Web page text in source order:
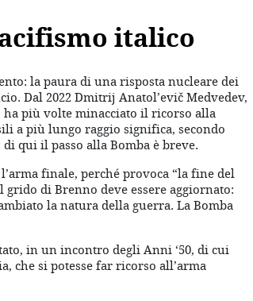
italico
la paura di una risposta nucleare dei
Dal 2022 Dmitrij Anatol’evič Medvedev,
ha più volte minacciato il ricorso alla
a più lungo raggio significa, secondo
qui il passo alla Bomba è breve.
finale, perché provoca “la fine del
di Brenno deve essere aggiornato:
la natura della guerra. La Bomba
in un incontro degli Anni ‘50, di cui
che si potesse far ricorso all’arma